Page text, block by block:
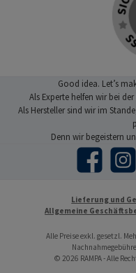
Good idea. Let’s
Als Experte helfen wir bei
Als Hersteller sind wir im
Denn wir begeistern
Facebook
Lieferung und
Allgemeine
Alle Preise exkl. gesetzl.
© 2026 RAMPA - Alle